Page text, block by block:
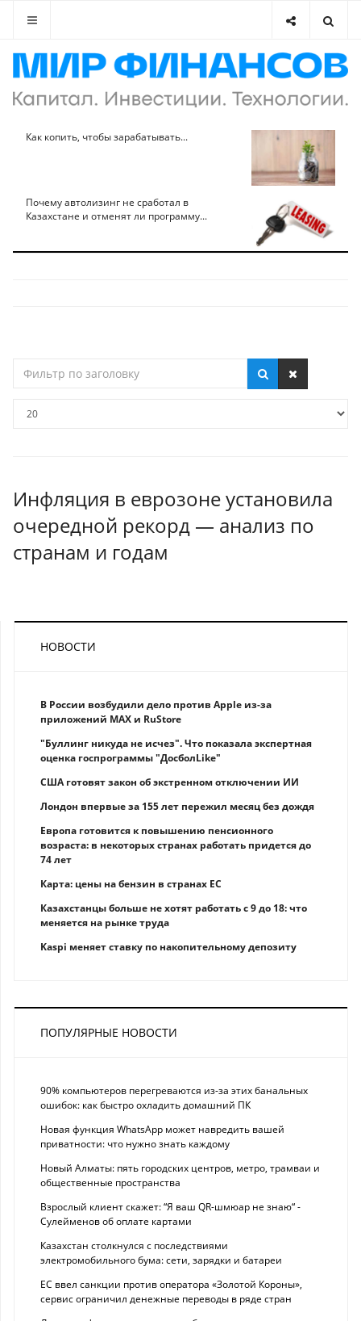
Как копить, чтобы зарабатывать...
Почему автолизинг не сработал в
Казахстане и отменят ли программу...
по
Инфляция в еврозоне установила
очередной рекорд — анализ по
странам и годам
НОВОСТИ
В России возбудили дело против Apple из-за
приложений MAX и RuStore
"Буллинг никуда не исчез". Что показала экспертная
оценка госпрограммы "ДосболLike"
США готовят закон об экстренном отключении ИИ
Лондон впервые за 155 лет пережил месяц без дождя
Европа готовится к повышению пенсионного
возраста: в некоторых странах работать придется до
74 лет
Карта: цены на бензин в странах ЕС
Казахстанцы больше не хотят работать с 9 до 18: что
меняется на рынке труда
Kaspi меняет ставку по накопительному депозиту
ПОПУЛЯРНЫЕ НОВОСТИ
90% компьютеров перегреваются из-за этих банальных
ошибок: как быстро охладить домашний ПК
Новая функция WhatsApp может навредить вашей
приватности: что нужно знать каждому
Новый Алматы: пять городских центров, метро, трамваи и
общественные пространства
Взрослый клиент скажет: “Я ваш QR-шмюар не знаю“ -
Сулейменов об оплате картами
Казахстан столкнулся с последствиями
электромобильного бума: сети, зарядки и батареи
ЕС ввел санкции против оператора «Золотой Короны»,
сервис ограничил денежные переводы в ряде стран